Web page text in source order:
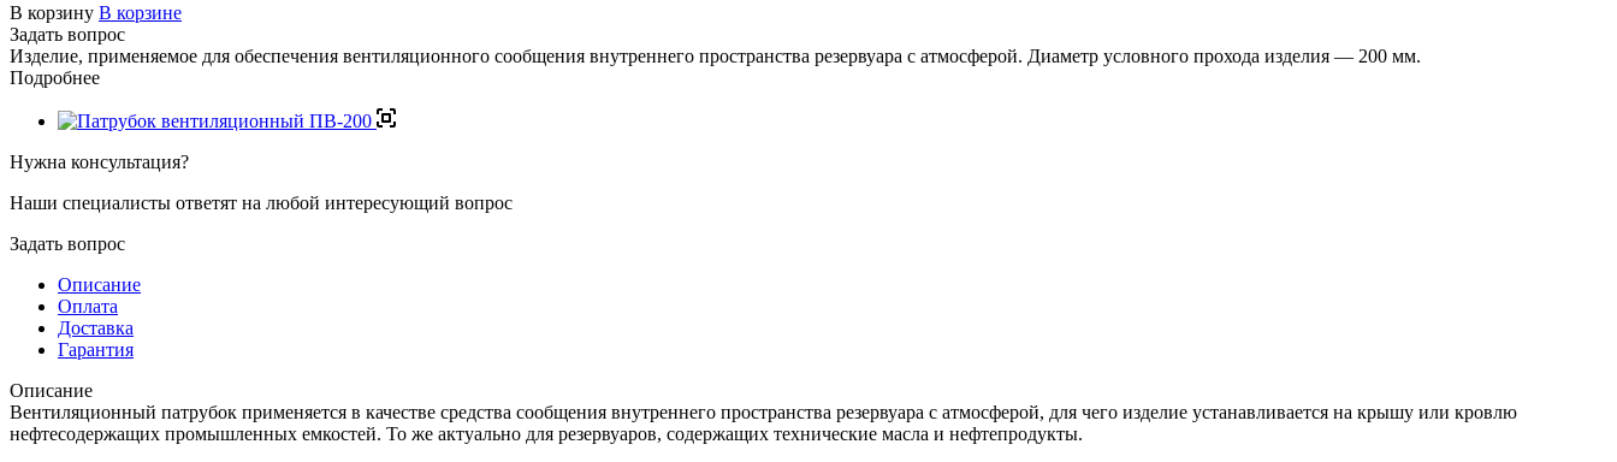
В корзину В корзине
Задать вопрос
Изделие, применяемое для обеспечения вентиляционного сообщения внутреннего пространства резервуара с атмосферой. Диаметр условного прохода изделия — 200 мм.
Подробнее
Нужна консультация?
Наши специалисты ответят на любой интересующий вопрос
Задать вопрос
Описание
Оплата
Доставка
Гарантия
Описание
Вентиляционный патрубок применяется в качестве средства сообщения внутреннего пространства резервуара с атмосферой, для чего изделие устанавливается на крышу или кровлю
нефтесодержащих промышленных емкостей. То же актуально для резервуаров, содержащих технические масла и нефтепродукты.